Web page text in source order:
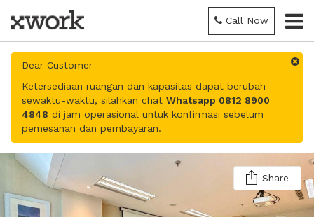
Call Now
Dear Customer
Ketersediaan ruangan dan kapasitas dapat berubah
sewaktu-waktu, silahkan chat Whatsapp 0812 8900
4848 di jam operasional untuk konfirmasi sebelum
pemesanan dan pembayaran.
Share